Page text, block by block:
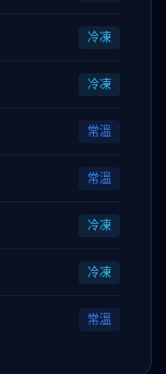
冷凍
冷凍
常溫
常溫
冷凍
冷凍
常溫